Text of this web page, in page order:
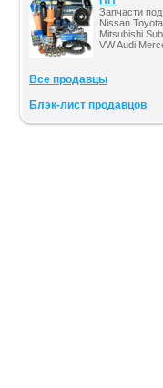
Запчасти
Nissan
Mitsubishi
VW Audi
Все продавцы
Блэк-лист продавцов